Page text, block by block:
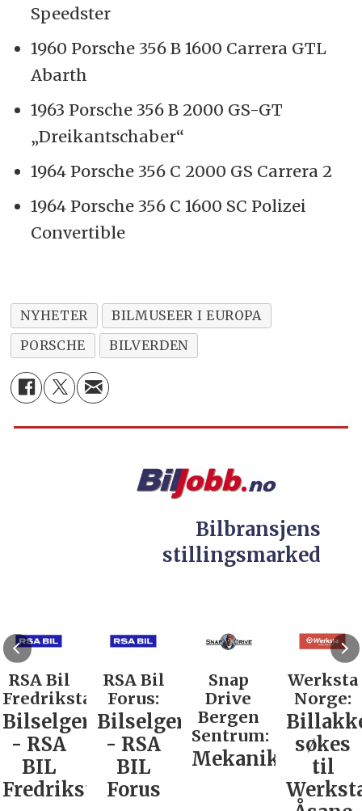
Speedster
1960 Porsche 356 B 1600 Carrera GTL
Abarth
1963 Porsche 356 B 2000 GS-GT
„Dreikantschaber“
1964 Porsche 356 C 2000 GS Carrera 2
1964 Porsche 356 C 1600 SC Polizei
Convertible
NYHETER
BILMUSEER I EUROPA
PORSCHE
BILVERDEN
Bilbransjens
stillingsmarked
RSA Bil
Fredrikstad:
Bilselger
- RSA
BIL
Fredrikstad
RSA Bil
Forus:
Bilselger
- RSA
BIL
Forus
Snap
Drive
Bergen
Sentrum:
Mekaniker
Werksta
Norge:
søkes
til